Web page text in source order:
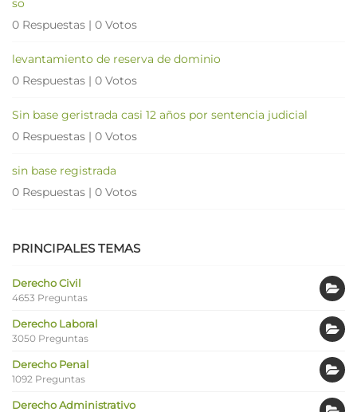
so
0 Respuestas | 0 Votos
levantamiento de reserva de dominio
0 Respuestas | 0 Votos
Sin base geristrada casi 12 años por sentencia judicial
0 Respuestas | 0 Votos
sin base registrada
0 Respuestas | 0 Votos
PRINCIPALES TEMAS
Derecho Civil
4653 Preguntas
Derecho Laboral
3050 Preguntas
Derecho Penal
1092 Preguntas
Derecho Administrativo